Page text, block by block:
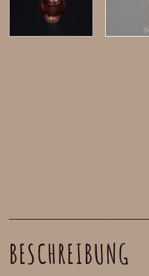
BESCHREIBUNG